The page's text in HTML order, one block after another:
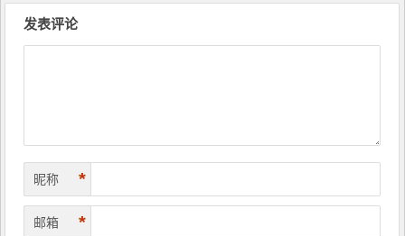
文
发表评论
昵称 *
邮箱 *